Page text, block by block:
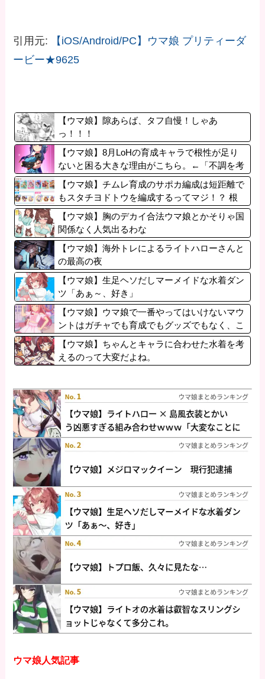
引用元:
【iOS/Android/PC】ウマ娘 プリティーダ
ービー★9625
【ウマ娘】隙あらば、タフ自慢！しゃあ
っ！！！
【ウマ娘】8月LoHの育成キャラで根性が足り
ないと困る大きな理由がこちら。←「不調を考
慮すると1021必要」
【ウマ娘】チムレ育成のサポカ編成は短距離で
もスタチヨドトウを編成するってマジ！？ 根
性サポカを編成していた意味…
【ウマ娘】胸のデカイ合法ウマ娘とかそりゃ国
関係なく人気出るわな
【ウマ娘】海外トレによるライトハローさんと
の最高の夜
【ウマ娘】生足ヘソだしマーメイドな水着ダン
ツ「あぁ～、好き」
【ウマ娘】ウマ娘で一番やってはいけないマウ
ントはガチャでも育成でもグッズでもなく、こ
れ。
【ウマ娘】ちゃんとキャラに合わせた水着を考
えるのって大変だよね。
ウマ娘人気記事